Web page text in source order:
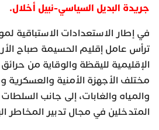
جريدة البديل السياسي-نبيل أخلال.
في إطار الاستعدادات الاستباقية
ترأس عامل إقليم الحسيمة صباح
الإقليمية لليقظة والوقاية من
مختلف الأجهزة الأمنية والعسكرية
والمياه والغابات، إلى جانب
المتدخلين في مجال تدبير المخاطر